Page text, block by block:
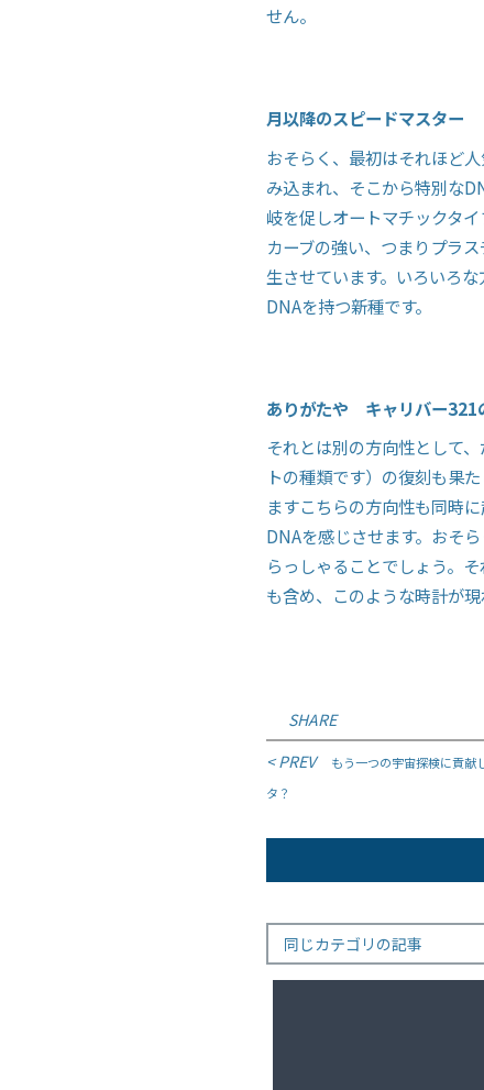
せん。
月以降のスピードマスター
おそらく、最初はそれほど
み込まれ、そこから特別な
岐を促しオートマチックタ
カーブの強い、つまりプラ
生させています。いろいろ
DNAを持つ新種です。
ありがたや キャリバー321
それとは別の方向性として
トの種類です）の復刻も果
ますこちらの方向性も同時
DNAを感じさせます。おそ
らっしゃることでしょう。
も含め、このような時計が
SHARE
投
稿
ナ
シ
< PREV
もう一つの宇宙探検に貢献
タ？
同じカテゴリの記事